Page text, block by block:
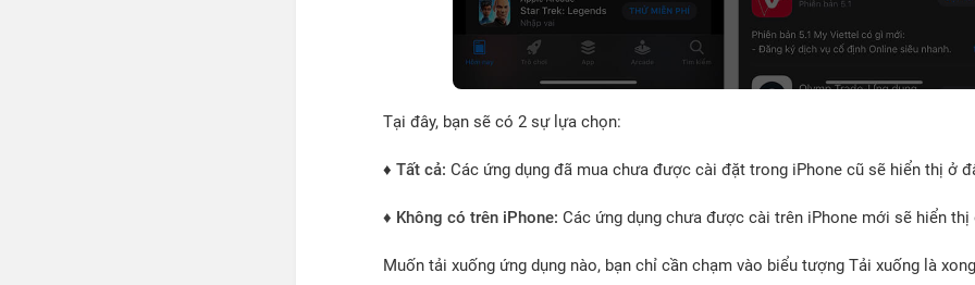
Tại đây, bạn sẽ có 2 sự lựa chọn:
♦ Tất cả: Các ứng dụng đã mua chưa được cài đặt trong iPhone cũ sẽ hiển thị ở
♦ Không có trên iPhone: Các ứng dụng chưa được cài trên iPhone mới sẽ hiển thị
Muốn tải xuống ứng dụng nào, bạn chỉ cần chạm vào biểu tượng Tải xuống là